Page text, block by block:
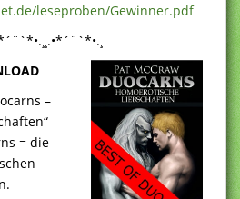
leseproben/Gewinner.pdf
–
= die